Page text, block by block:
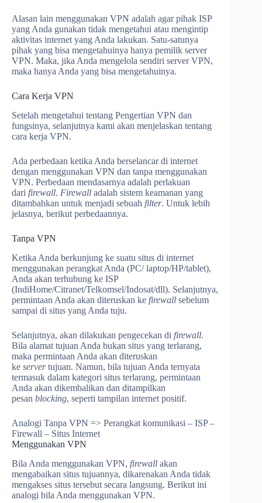
Alasan lain menggunakan VPN adalah agar pihak ISP
yang Anda gunakan tidak mengetahui atau mengintip
aktivitas internet yang Anda lakukan. Satu-satunya
pihak yang bisa mengetahuinya hanya pemilik server
VPN. Maka, jika Anda mengelola sendiri server VPN,
maka hanya Anda yang bisa mengetahuinya.
Cara Kerja VPN
Setelah mengetahui tentang Pengertian VPN dan
fungsinya, selanjutnya kami akan menjelaskan tentang
cara kerja VPN.
Ada perbedaan ketika Anda berselancar di internet
dengan menggunakan VPN dan tanpa menggunakan
VPN. Perbedaan mendasarnya adalah perlakuan
dari firewall. Firewall adalah sistem keamanan yang
ditambahkan untuk menjadi sebuah filter. Untuk lebih
jelasnya, berikut perbedaannya.
Tanpa VPN
Ketika Anda berkunjung ke suatu situs di internet
menggunakan perangkat Anda (PC/ laptop/HP/tablet),
Anda akan terhubung ke ISP
(IndiHome/Citranet/Telkomsel/Indosat/dll). Selanjutnya,
permintaan Anda akan diteruskan ke firewall sebelum
sampai di situs yang Anda tuju.
Selanjutnya, akan dilakukan pengecekan di firewall.
Bila alamat tujuan Anda bukan situs yang terlarang,
maka permintaan Anda akan diteruskan
ke servertujuan. Namun, bila tujuan Anda ternyata
termasuk dalam kategori situs terlarang, permintaan
Anda akan dikembalikan dan ditampilkan
pesan blocking, seperti tampilan internet positif.
Analogi Tanpa VPN => Perangkat komunikasi – ISP –
Firewall – Situs Internet
Menggunakan VPN
Bila Anda menggunakan VPN, firewall akan
mengabaikan situs tujuannya, dikarenakan Anda tidak
mengakses situs tersebut secara langsung. Berikut ini
analogi bila Anda menggunakan VPN.